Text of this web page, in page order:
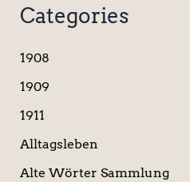
c
h
n
a
h
Categories
1908
1909
1911
Alltagsleben
Alte Wörter Sammlung